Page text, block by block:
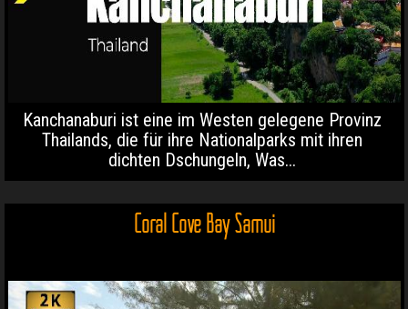
Kanchanaburi ist eine im Westen gelegene Provinz
Thailands, die für ihre Nationalparks mit ihren
dichten Dschungeln, Was...
Coral Cove Bay Samui